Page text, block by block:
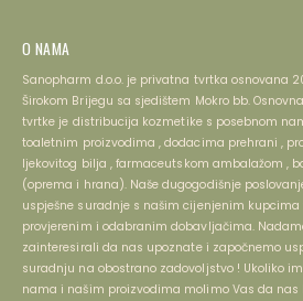
O NAMA
Sanopharm d.o.o. je privatna tvrtka osnovana
Širokom Brijegu sa sjedištem Mokro bb.
tvrtke je distribucija kozmetike s posebnom
toaletnim proizvodima , dodacima prehrani ,
ljekovitog bilja , farmaceutskom ambalažom ,
(oprema i hrana). Naše dugogodišnje
uspješne suradnje s našim cijenjenim kupcima
provjerenim i odabranim dobavljačima.
zainteresirali da nas upoznate i započnemo
suradnju na obostrano zadovoljstvo ! Ukoliko
nama i našim proizvodima molimo Vas da